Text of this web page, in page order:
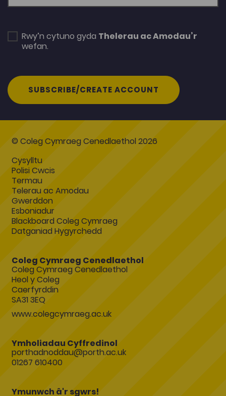
Rwy’n cytuno gyda Thelerau ac Amodau’r
wefan.
SUBSCRIBE/CREATE ACCOUNT
© Coleg Cymraeg Cenedlaethol 2026
Cysylltu
Polisi Cwcis
Termau
Telerau ac Amodau
Gwerddon
Esboniadur
Blackboard Coleg Cymraeg
Datganiad Hygyrchedd
Coleg Cymraeg Cenedlaethol
Coleg Cymraeg Cenedlaethol
Heol y Coleg
Caerfyrddin
SA31 3EQ
www.colegcymraeg.ac.uk
Ymholiadau Cyffredinol
porthadnoddau@porth.ac.uk
01267 610400
Ymunwch â'r sgwrs!